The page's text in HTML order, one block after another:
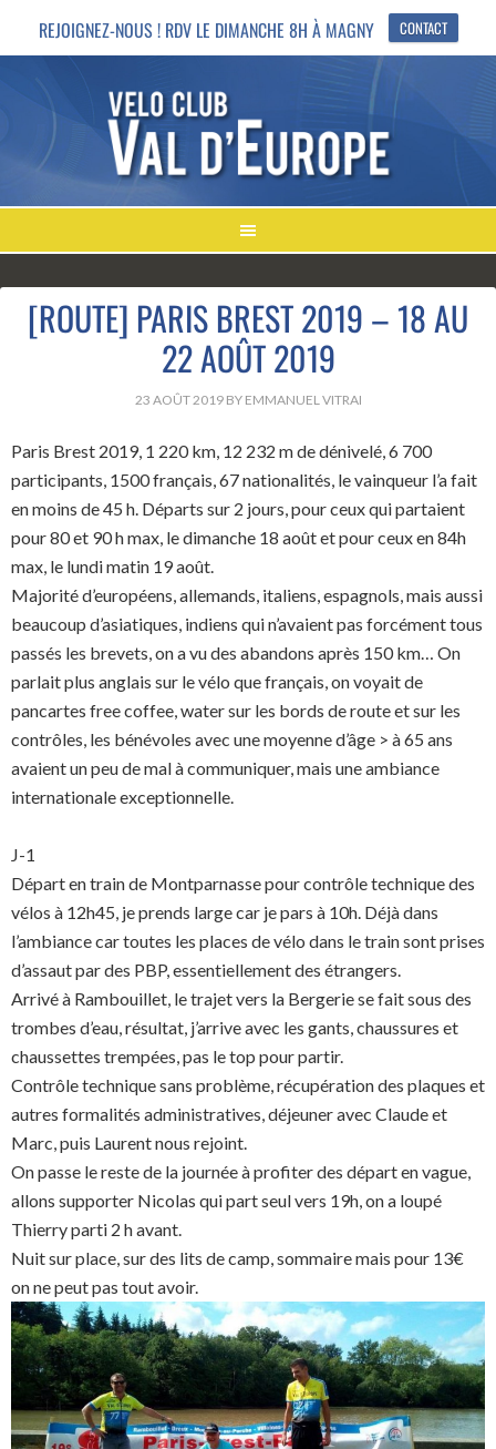
REJOIGNEZ-NOUS ! RDV LE DIMANCHE 8H À MAGNY CONTACT
[ROUTE] PARIS BREST 2019 – 18 AU
22 AOÛT 2019
23 AOÛT 2019BY EMMANUEL VITRAI
Paris Brest 2019, 1 220 km, 12 232 m de dénivelé, 6 700
participants, 1500 français, 67 nationalités, le vainqueur l’a fait
en moins de 45 h. Départs sur 2 jours, pour ceux qui partaient
pour 80 et 90 h max, le dimanche 18 août et pour ceux en 84h
max, le lundi matin 19 août.
Majorité d’européens, allemands, italiens, espagnols, mais aussi
beaucoup d’asiatiques, indiens qui n’avaient pas forcément tous
passés les brevets, on a vu des abandons après 150 km… On
parlait plus anglais sur le vélo que français, on voyait de
pancartes free coffee, water sur les bords de route et sur les
contrôles, les bénévoles avec une moyenne d’âge > à 65 ans
avaient un peu de mal à communiquer, mais une ambiance
internationale exceptionnelle.
J-1
Départ en train de Montparnasse pour contrôle technique des
vélos à 12h45, je prends large car je pars à 10h. Déjà dans
l’ambiance car toutes les places de vélo dans le train sont prises
d’assaut par des PBP, essentiellement des étrangers.
Arrivé à Rambouillet, le trajet vers la Bergerie se fait sous des
trombes d’eau, résultat, j’arrive avec les gants, chaussures et
chaussettes trempées, pas le top pour partir.
Contrôle technique sans problème, récupération des plaques et
autres formalités administratives, déjeuner avec Claude et
Marc, puis Laurent nous rejoint.
On passe le reste de la journée à profiter des départ en vague,
allons supporter Nicolas qui part seul vers 19h, on a loupé
Thierry parti 2 h avant.
Nuit sur place, sur des lits de camp, sommaire mais pour 13€
on ne peut pas tout avoir.